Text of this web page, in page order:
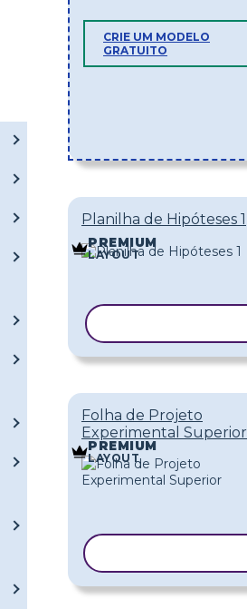
CRIE UM MODELO
GRATUITO
Planilha de Hipóteses 1
PREMIUM
LAYOUT
Folha de Projeto
Experimental Superior
PREMIUM
LAYOUT